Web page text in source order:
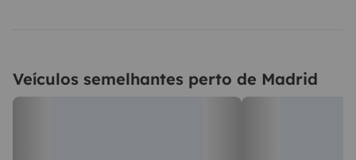
Veículos semelhantes perto de Madrid